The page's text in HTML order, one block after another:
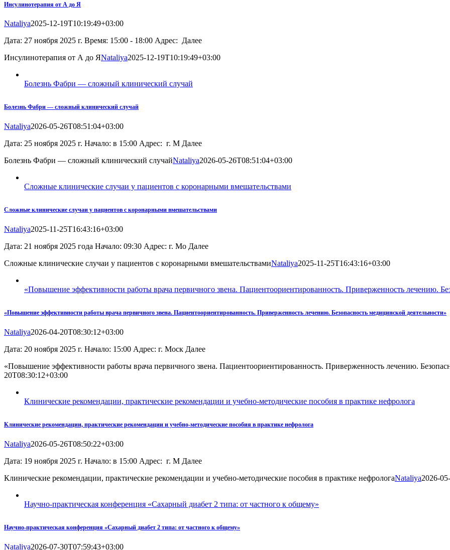
Инсулинотерапия от А до Я
Nataliya2025-12-19T10:19:49+03:00
Дата: 27 ноября 2025 г. Время: 15:00 - 18:00 Адрес: Далее
Инсулинотерапия от А до ЯNataliya2025-12-19T10:19:49+03:00
Болезнь Фабри — сложный клинический случай
Болезнь Фабри — сложный клинический случай
Nataliya2026-05-26T08:51:04+03:00
Дата: 25 ноября 2025 г. Начало: в 15:00 Адрес: г. М Далее
Болезнь Фабри — сложный клинический случайNataliya2026-05-26T08:51:04+03:00
Сложные клинические случаи у пациентов с коронарными вмешательствами
Сложные клинические случаи у пациентов с коронарными вмешательствами
Nataliya2025-11-25T16:43:16+03:00
Дата: 21 ноября 2025 года Начало: 09:30 Адрес: г. Мо Далее
Сложные клинические случаи у пациентов с коронарными вмешательствамиNataliya2025-11-25T16:43:16+03:00
«Повышение эффективности работы врача первичного звена. Пациентоориентированность. Приверженность лечению.
«Повышение эффективности работы врача первичного звена. Пациентоориентированность. Приверженность лечению. Безопасность медицинской деятельности»
Nataliya2026-04-20T08:30:12+03:00
Дата: 20 ноября 2025 г. Начало: 15:00 Адрес: г. Моск Далее
«Повышение эффективности работы врача первичного звена. Пациентоориентированность. Приверженность лечению.
20T08:30:12+03:00
Клинические рекомендации, практические рекомендации и учебно-методические пособия в практике нефролога
Клинические рекомендации, практические рекомендации и учебно-методические пособия в практике нефролога
Nataliya2026-05-26T08:50:22+03:00
Дата: 19 ноября 2025 г. Начало: в 15:00 Адрес: г. М Далее
Клинические рекомендации, практические рекомендации и учебно-методические пособия в практике нефрологаNataliya2026-
Научно-практическая конференция «Сахарный диабет 2 типа: от частного к общему»
Научно-практическая конференция «Сахарный диабет 2 типа: от частного к общему»
Nataliya2026-07-30T07:59:43+03:00